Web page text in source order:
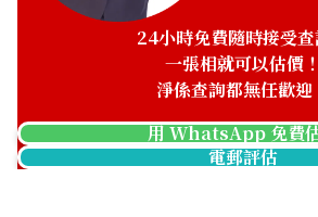
參考回收價
收購日期: 2022年10月
HKD
收購日
24小時免費隨時接受查
一張相就可以估價！
淨係查詢都無任歡迎
用 WhatsApp 免費
電郵評估